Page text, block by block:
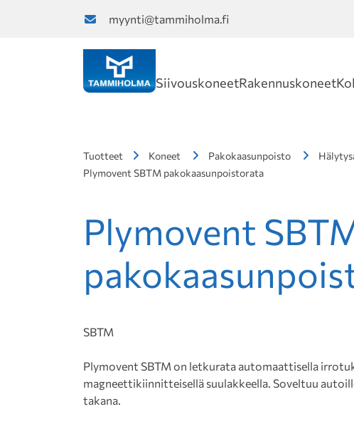
myynti@tammiholma.fi
SiivouskoneetRakennuskoneet
Tuotteet Koneet Pakokaasunpoisto
Plymovent SBTM pakokaasunpoistorata
Plymovent
SBTM
Plymovent SBTM on letkurata automaattisella
magneettikiinnitteisellä suulakkeella. Soveltuu
takana.